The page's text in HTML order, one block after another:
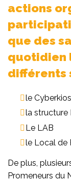
actions
que des
quotidien
différents
le
la structure
Le LAB
le Local de
De plus,
Promeneurs du